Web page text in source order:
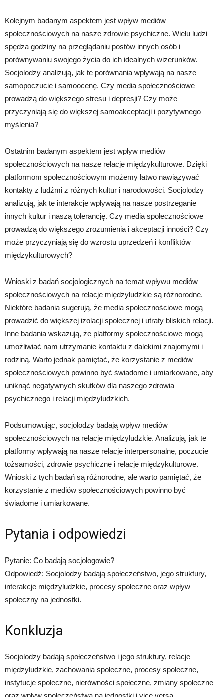
Kolejnym badanym aspektem jest wpływ mediów
społecznościowych na nasze zdrowie psychiczne. Wielu ludzi
spędza godziny na przeglądaniu postów innych osób i
porównywaniu swojego życia do ich idealnych wizerunków.
Socjolodzy analizują, jak te porównania wpływają na nasze
samopoczucie i samoocenę. Czy media społecznościowe
prowadzą do większego stresu i depresji? Czy może
przyczyniają się do większej samoakceptacji i pozytywnego
myślenia?
Ostatnim badanym aspektem jest wpływ mediów
społecznościowych na nasze relacje międzykulturowe. Dzięki
platformom społecznościowym możemy łatwo nawiązywać
kontakty z ludźmi z różnych kultur i narodowości. Socjolodzy
analizują, jak te interakcje wpływają na nasze postrzeganie
innych kultur i naszą tolerancję. Czy media społecznościowe
prowadzą do większego zrozumienia i akceptacji inności? Czy
może przyczyniają się do wzrostu uprzedzeń i konfliktów
międzykulturowych?
Wnioski z badań socjologicznych na temat wpływu mediów
społecznościowych na relacje międzyludzkie są różnorodne.
Niektóre badania sugerują, że media społecznościowe mogą
prowadzić do większej izolacji społecznej i utraty bliskich relacji.
Inne badania wskazują, że platformy społecznościowe mogą
umożliwiać nam utrzymanie kontaktu z dalekimi znajomymi i
rodziną. Warto jednak pamiętać, że korzystanie z mediów
społecznościowych powinno być świadome i umiarkowane, aby
uniknąć negatywnych skutków dla naszego zdrowia
psychicznego i relacji międzyludzkich.
Podsumowując, socjolodzy badają wpływ mediów
społecznościowych na relacje międzyludzkie. Analizują, jak te
platformy wpływają na nasze relacje interpersonalne, poczucie
tożsamości, zdrowie psychiczne i relacje międzykulturowe.
Wnioski z tych badań są różnorodne, ale warto pamiętać, że
korzystanie z mediów społecznościowych powinno być
świadome i umiarkowane.
Pytania i odpowiedzi
Pytanie: Co badają socjologowie?
Odpowiedź: Socjolodzy badają społeczeństwo, jego struktury,
interakcje międzyludzkie, procesy społeczne oraz wpływ
społeczny na jednostki.
Konkluzja
Socjolodzy badają społeczeństwo i jego struktury, relacje
międzyludzkie, zachowania społeczne, procesy społeczne,
instytucje społeczne, nierówności społeczne, zmiany społeczne